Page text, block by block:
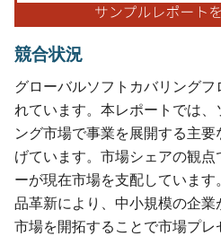
競合状況
グローバルソフトカバリング
れています。本レポートでは、
ング市場で事業を展開する主
げています。市場シェアの観
ーが現在市場を支配していま
品革新により、中小規模の企
市場を開拓することで市場プ